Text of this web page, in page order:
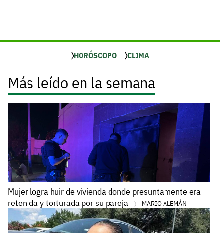
HORÓSCOPO CLIMA
Más leído en la semana
Mujer logra huir de vivienda donde presuntamente era
retenida y torturada por su pareja
MARIO ALEMÁN